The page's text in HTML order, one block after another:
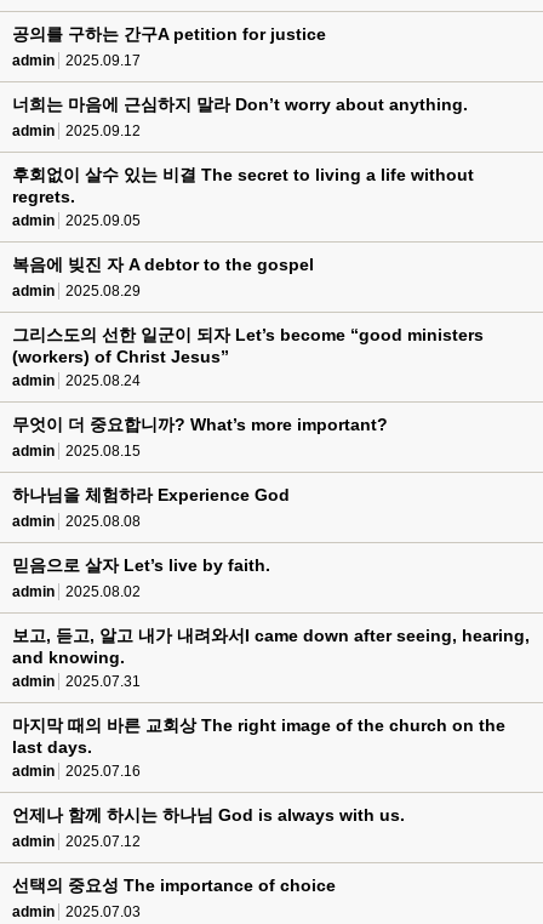
공의를 구하는 간구A petition for justice
admin 2025.09.17
너희는 마음에 근심하지 말라 Don’t worry about anything.
admin 2025.09.12
후회없이 살수 있는 비결 The secret to living a life without
regrets.
admin 2025.09.05
복음에 빚진 자 A debtor to the gospel
admin 2025.08.29
그리스도의 선한 일군이 되자 Let’s become “good ministers
(workers) of Christ Jesus”
admin 2025.08.24
무엇이 더 중요합니까? What’s more important?
admin 2025.08.15
하나님을 체험하라 Experience God
admin 2025.08.08
믿음으로 살자 Let’s live by faith.
admin 2025.08.02
보고, 듣고, 알고 내가 내려와서I came down after seeing, hearing,
and knowing.
admin 2025.07.31
마지막 때의 바른 교회상 The right image of the church on the
last days.
admin 2025.07.16
언제나 함께 하시는 하나님 God is always with us.
admin 2025.07.12
선택의 중요성 The importance of choice
admin 2025.07.03